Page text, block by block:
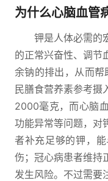
为什么心脑血管
钾是人体必需的
的正常兴奋性、调节
余钠的排出，从而
民膳食营养素参考摄
2000毫克，而心脑
功能异常等问题，
者补充足够的钾，
伤；冠心病患者维持
发生风险。不过需要